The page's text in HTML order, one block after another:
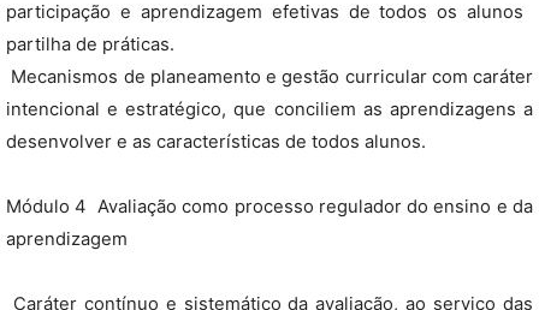
participação e aprendizagem efetivas de todos os alunos 
partilha de práticas.
 Mecanismos de planeamento e gestão curricular com caráter
intencional e estratégico, que conciliem as aprendizagens a
desenvolver e as características de todos alunos.
Módulo 4  Avaliação como processo regulador do ensino e da
aprendizagem
 Caráter contínuo e sistemático da avaliação, ao serviço das